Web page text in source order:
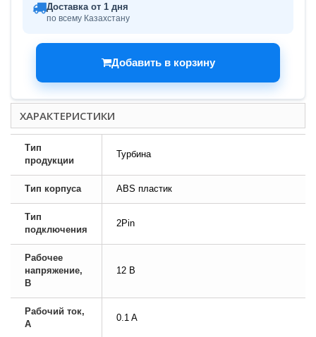
Доставка от 1 дня
по всему Казахстану
Добавить в корзину
ХАРАКТЕРИСТИКИ
Тип
продукции
Турбина
Тип корпуса ABS пластик
Тип
подключения
2Pin
Рабочее
напряжение,
В
12 В
Рабочий ток,
А
0.1 A